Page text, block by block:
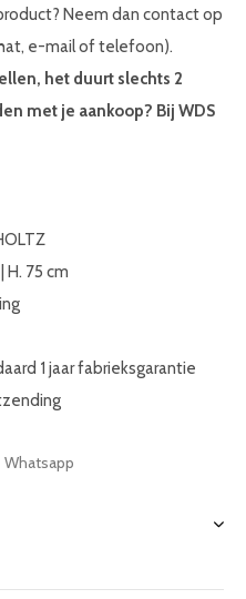
Neem dan contact op
e-mail of telefoon).
het duurt slechts 2
met je aankoop? Bij WDS
H. 75 cm
1 jaar fabrieksgarantie
Whatsapp